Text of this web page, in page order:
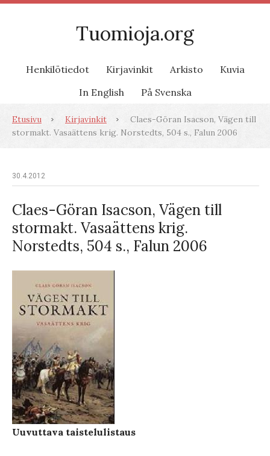
Tuomioja.org
Henkilötiedot Kirjavinkit Arkisto
Kuvia
In English
På Svenska
Etusivu Kirjavinkit
Claes-Göran Isacson, Vägen till
stormakt. Vasaättens krig. Norstedts, 504 s., Falun 2006
30.4.2012
Claes-Göran Isacson, Vägen till
stormakt. Vasaättens krig.
Norstedts, 504 s., Falun 2006
Uuvuttava taistelulistaus